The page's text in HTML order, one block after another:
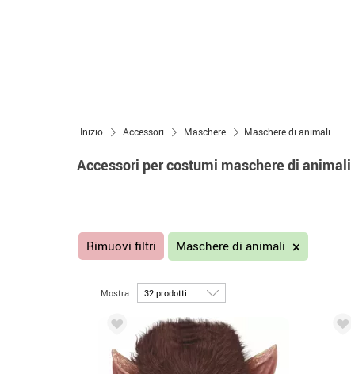
Inizio Accessori Maschere Maschere di animali
Accessori per costumi maschere di animali
Rimuovi filtri Maschere di animali
Mostra: